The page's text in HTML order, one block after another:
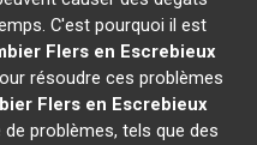
C'est pourquoi il est
Flers en Escrebieux
résoudre ces problèmes
Flers en Escrebieux
problèmes, tels que des